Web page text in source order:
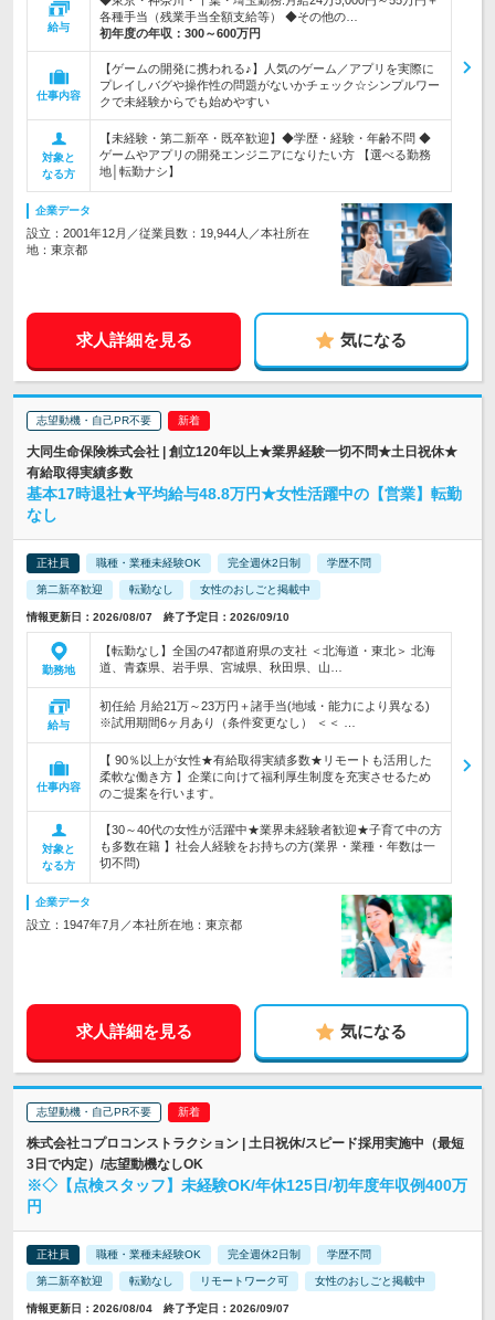
給与
各種手当（残業手当全額支給等） ◆その他の…
初年度の年収： 300～600万円
仕事内容
【ゲームの開発に携われる♪】人気のゲーム／アプリを実際に
プレイしバグや操作性の問題がないかチェック☆シンプルワー
クで未経験からでも始めやすい
対象と
なる方
【未経験・第二新卒・既卒歓迎】◆学歴・経験・年齢不問 ◆
ゲームやアプリの開発エンジニアになりたい方 【選べる勤務
地│転勤ナシ】
企業データ
設立：2001年12月／従業員数：19,944人／本社所在
地：東京都
求人詳細を見る 気になる
志望動機・自己PR不要
大同生命保険株式会社 | 創立120年以上★業界経験一切不問★土日祝休★
有給取得実績多数
基本17時退社★平均給与48.8万円★女性活躍中の【営業】転勤
なし
正社員 職種・業種未経験OK 完全週休2日制 学歴不問
第二新卒歓迎 転勤なし 女性のおしごと掲載中
情報更新日：2026/08/07 終了予定日：2026/09/10
勤務地
【転勤なし】全国の47都道府県の支社 ＜北海道・東北＞ 北海
道、青森県、岩手県、宮城県、秋田県、山…
給与
初任給 月給21万～23万円＋諸手当(地域・能力により異なる)
※試用期間6ヶ月あり（条件変更なし） ＜＜ …
仕事内容
【 90％以上が女性★有給取得実績多数★リモートも活用した
柔軟な働き方 】企業に向けて福利厚生制度を充実させるため
のご提案を行います。
対象と
なる方
【30～40代の女性が活躍中★業界未経験者歓迎★子育て中の方
も多数在籍 】社会人経験をお持ちの方(業界・業種・年数は一
切不問)
企業データ
設立：1947年7月／本社所在地：東京都
求人詳細を見る 気になる
志望動機・自己PR不要
株式会社コプロコンストラクション | 土日祝休/スピード採用実施中（最短
3日で内定）/志望動機なしOK
※◇【点検スタッフ】未経験OK/年休125日/初年度年収例400万
円
正社員 職種・業種未経験OK 完全週休2日制 学歴不問
第二新卒歓迎 転勤なし リモートワーク可 女性のおしごと掲載中
情報更新日：2026/08/04 終了予定日：2026/09/07